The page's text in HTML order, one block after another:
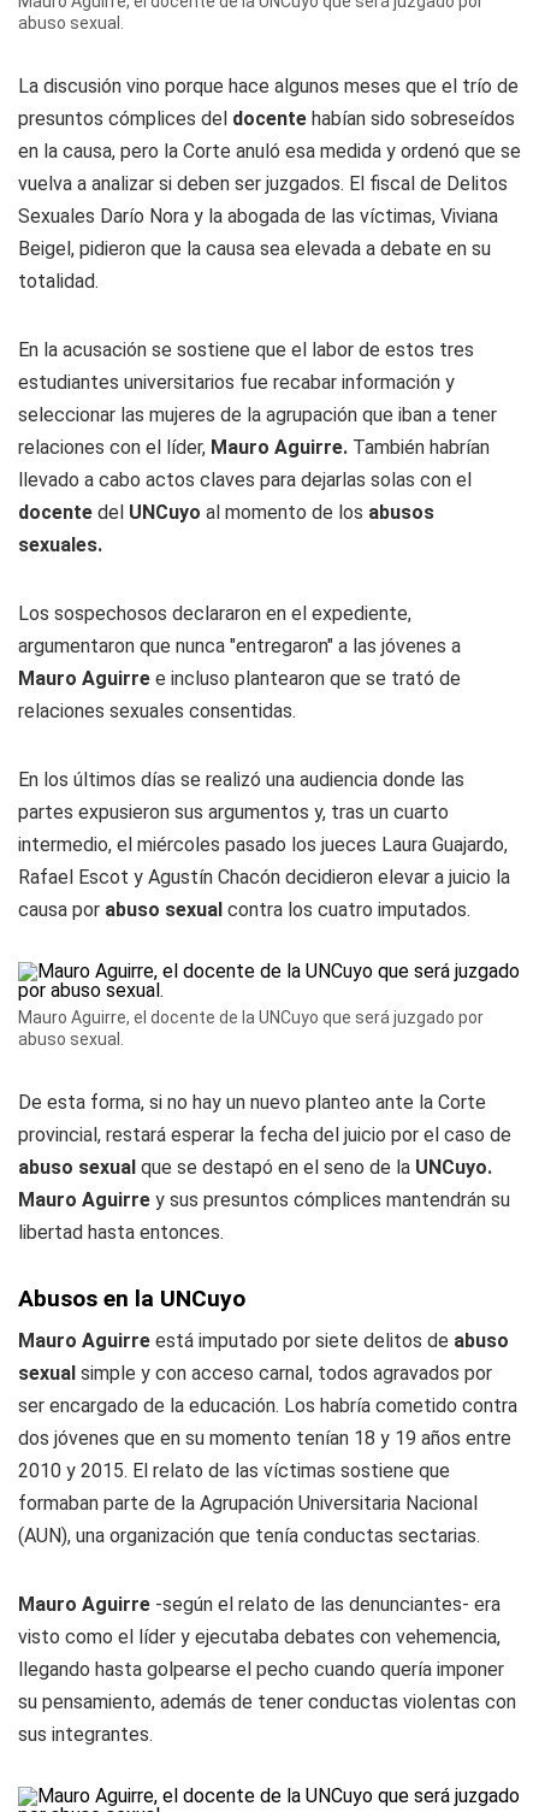
abuso sexual.
La discusión vino porque hace algunos meses que el trío de
presuntos cómplices del docente habían sido sobreseídos
en la causa, pero la Corte anuló esa medida y ordenó que se
vuelva a analizar si deben ser juzgados. El fiscal de Delitos
Sexuales Darío Nora y la abogada de las víctimas, Viviana
Beigel, pidieron que la causa sea elevada a debate en su
totalidad.
En la acusación se sostiene que el labor de estos tres
estudiantes universitarios fue recabar información y
seleccionar las mujeres de la agrupación que iban a tener
relaciones con el líder, Mauro Aguirre. También habrían
llevado a cabo actos claves para dejarlas solas con el
docente del UNCuyo al momento de los abusos
sexuales.
Los sospechosos declararon en el expediente,
argumentaron que nunca "entregaron" a las jóvenes a
Mauro Aguirre e incluso plantearon que se trató de
relaciones sexuales consentidas.
En los últimos días se realizó una audiencia donde las
partes expusieron sus argumentos y, tras un cuarto
intermedio, el miércoles pasado los jueces Laura Guajardo,
Rafael Escot y Agustín Chacón decidieron elevar a juicio la
causa por abuso sexual contra los cuatro imputados.
Mauro Aguirre, el docente de la UNCuyo que será juzgado por
abuso sexual.
De esta forma, si no hay un nuevo planteo ante la Corte
provincial, restará esperar la fecha del juicio por el caso de
abuso sexual que se destapó en el seno de la UNCuyo.
Mauro Aguirre y sus presuntos cómplices mantendrán su
libertad hasta entonces.
Abusos en la UNCuyo
Mauro Aguirre está imputado por siete delitos de abuso
sexual simple y con acceso carnal, todos agravados por
ser encargado de la educación. Los habría cometido contra
dos jóvenes que en su momento tenían 18 y 19 años entre
2010 y 2015. El relato de las víctimas sostiene que
formaban parte de la Agrupación Universitaria Nacional
(AUN), una organización que tenía conductas sectarias.
Mauro Aguirre -según el relato de las denunciantes- era
visto como el líder y ejecutaba debates con vehemencia,
llegando hasta golpearse el pecho cuando quería imponer
su pensamiento, además de tener conductas violentas con
sus integrantes.